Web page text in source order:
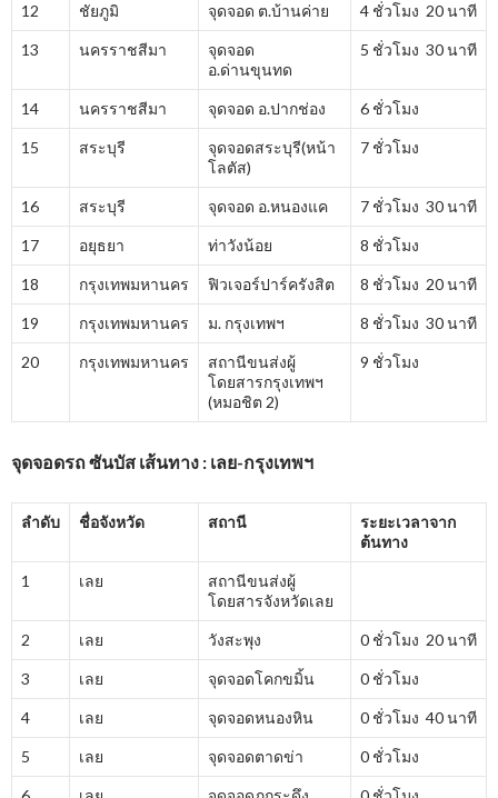
12 ชัยภูมิ จุดจอด ต.บ้านค่าย 4 ชั่วโมง 20 นาที
13 นครราชสีมา
จุดจอด
อ.ด่านขุนทด
5 ชั่วโมง 30 นาที
14 นครราชสีมา จุดจอด อ.ปากช่อง 6 ชั่วโมง
15 สระบุรี
จุดจอดสระบุรี(หน้า
โลตัส)
7 ชั่วโมง
16 สระบุรี จุดจอด อ.หนองแค 7 ชั่วโมง 30 นาที
17 อยุธยา ท่าวังน้อย 8 ชั่วโมง
18 กรุงเทพมหานคร ฟิวเจอร์ปาร์ครังสิต 8 ชั่วโมง 20 นาที
19 กรุงเทพมหานคร ม. กรุงเทพฯ 8 ชั่วโมง 30 นาที
20 กรุงเทพมหานคร
สถานีขนส่งผู้
โดยสารกรุงเทพฯ
(หมอชิต 2)
9 ชั่วโมง
จุดจอดรถ ซันบัส เส้นทาง : เลย-กรุงเทพฯ
ลำดับ ชื่อจังหวัด สถานี
ระยะเวลาจาก
ต้นทาง
1 เลย
สถานีขนส่งผู้
โดยสารจังหวัดเลย
2 เลย วังสะพุง 0 ชั่วโมง 20 นาที
3 เลย จุดจอดโคกขมิ้น 0 ชั่วโมง
4 เลย จุดจอดหนองหิน 0 ชั่วโมง 40 นาที
5 เลย จุดจอดตาดข่า 0 ชั่วโมง